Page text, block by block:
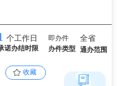
个工作日
诺办结时限
即办件
办件类型
全省
通办范围
收藏